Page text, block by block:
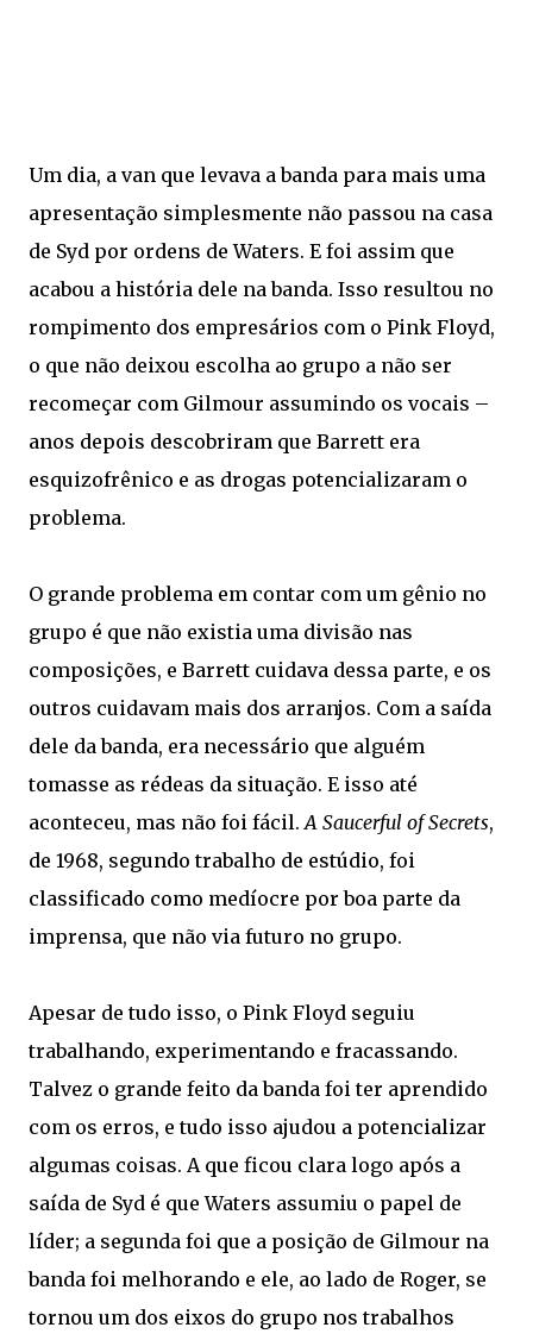
Um dia, a van que levava a banda para mais uma
apresentação simplesmente não passou na casa
de Syd por ordens de Waters. E foi assim que
acabou a história dele na banda. Isso resultou no
rompimento dos empresários com o Pink Floyd,
o que não deixou escolha ao grupo a não ser
recomeçar com Gilmour assumindo os vocais –
anos depois descobriram que Barrett era
esquizofrênico e as drogas potencializaram o
problema.
O grande problema em contar com um gênio no
grupo é que não existia uma divisão nas
composições, e Barrett cuidava dessa parte, e os
outros cuidavam mais dos arranjos. Com a saída
dele da banda, era necessário que alguém
tomasse as rédeas da situação. E isso até
aconteceu, mas não foi fácil.A Saucerful of Secrets,
de 1968, segundo trabalho de estúdio, foi
classificado como medíocre por boa parte da
imprensa, que não via futuro no grupo.
Apesar de tudo isso, o Pink Floyd seguiu
trabalhando, experimentando e fracassando.
Talvez o grande feito da banda foi ter aprendido
com os erros, e tudo isso ajudou a potencializar
algumas coisas. A que ficou clara logo após a
saída de Syd é que Waters assumiu o papel de
líder; a segunda foi que a posição de Gilmour na
banda foi melhorando e ele, ao lado de Roger, se
tornou um dos eixos do grupo nos trabalhos